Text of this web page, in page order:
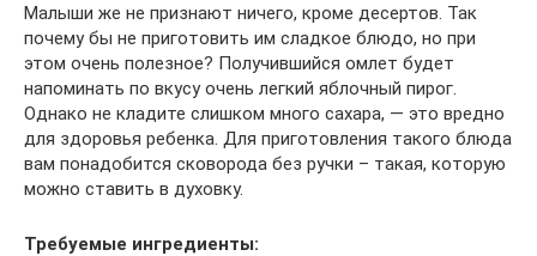
Малыши же не признают ничего, кроме десертов. Так
почему бы не приготовить им сладкое блюдо, но при
этом очень полезное? Получившийся омлет будет
напоминать по вкусу очень легкий яблочный пирог.
Однако не кладите слишком много сахара, — это вредно
для здоровья ребенка. Для приготовления такого блюда
вам понадобится сковорода без ручки – такая, которую
можно ставить в духовку.
Требуемые ингредиенты: